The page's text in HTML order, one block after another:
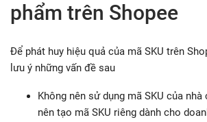
phẩm trên Shopee
Để phát huy hiệu quả của mã SKU trên
lưu ý những vấn đề sau
Không nên sử dụng mã SKU của nhà
nên tạo mã SKU riêng dành cho